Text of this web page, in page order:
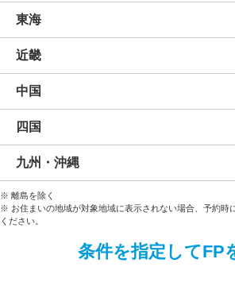
東海
近畿
中国
四国
九州・沖縄
※ 離島を除く
※ お住まいの地域が対象地域に表示されない場合、予約時
ください。
条件を指定してFP